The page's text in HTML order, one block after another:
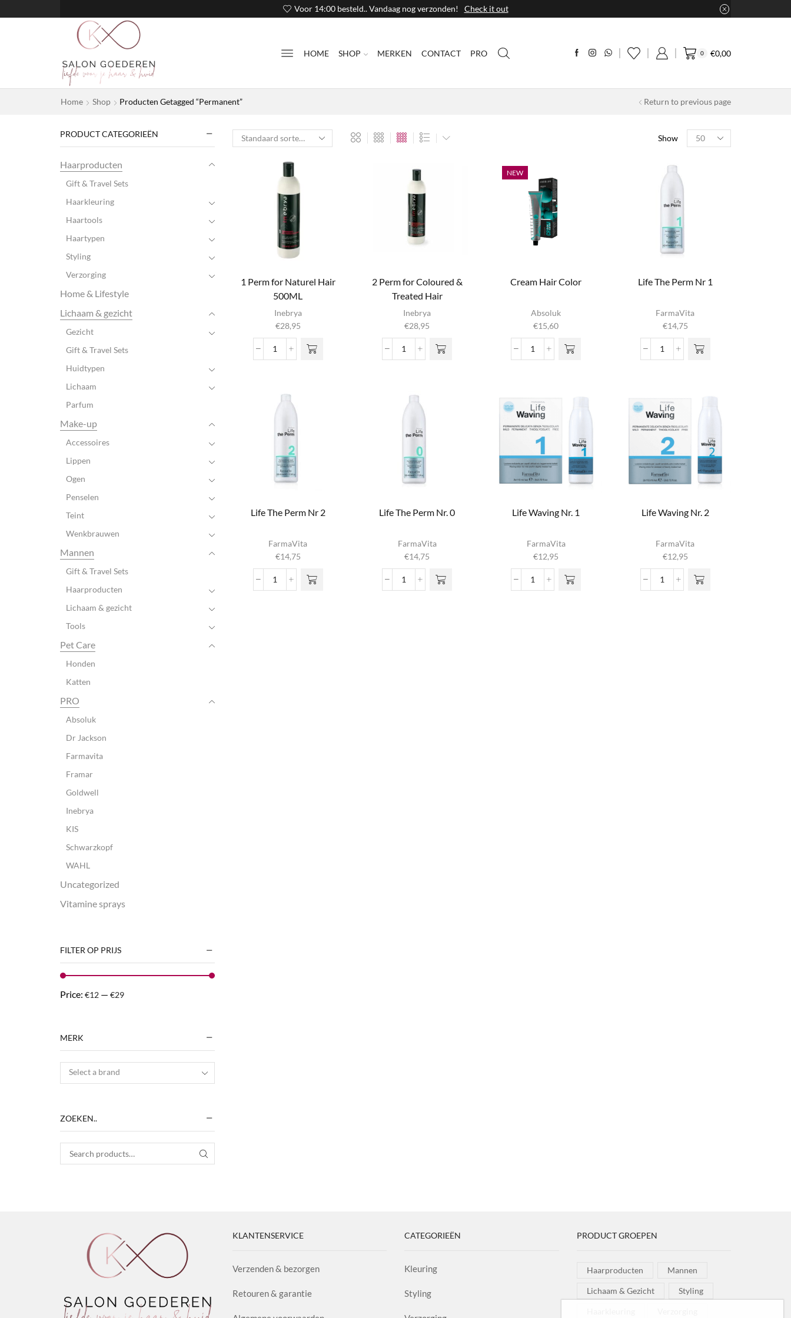
Voor 14:00 besteld.. Vandaag nog verzonden! Check it out
HOME SHOP MERKEN CONTACT PRO 0 €0,00
Home Shop Producten Getagged “Permanent” Return to previous page
Show
Products
per
1 Perm for Naturel Hair
500ML
Inebrya
€28,95
1
Hair
500ML
aantal
2 Perm for Coloured &
Treated Hair
Inebrya
€28,95
2
&
Treated
Hair
aantal
NEW
Cream Hair Color
Absoluk
€15,60
Cream
heeft
meerdere
optie kan
Life The Perm Nr 1
FarmaVita
€14,75
Life
1
aantal
Life The Perm Nr 2
FarmaVita
€14,75
Life
Life The Perm Nr. 0
FarmaVita
€14,75
Life
Life Waving Nr. 1
FarmaVita
€12,95
Life
Life Waving Nr. 2
FarmaVita
€12,95
Life
PRODUCT CATEGORIEËN
Haarproducten
Gift & Travel Sets
Haarkleuring
Haartools
Haartypen
Styling
Verzorging
Home & Lifestyle
Lichaam & gezicht
Gezicht
Gift & Travel Sets
Huidtypen
Lichaam
Parfum
Make-up
Accessoires
Lippen
Ogen
Penselen
Teint
Wenkbrauwen
Mannen
Gift & Travel Sets
Haarproducten
Lichaam & gezicht
Tools
Pet Care
Honden
Katten
PRO
Absoluk
Dr Jackson
Farmavita
Framar
Goldwell
Inebrya
KIS
Schwarzkopf
WAHL
Uncategorized
Vitamine sprays
FILTER OP PRIJS
Price: €12 — €29
MERK
Select a brand
ZOEKEN..
Search for: SEARCH
KLANTENSERVICE
Verzenden & bezorgen
Retouren & garantie
CATEGORIEËN
Kleuring
Styling
PRODUCT GROEPEN
Haarproducten Mannen
Lichaam & Gezicht Styling